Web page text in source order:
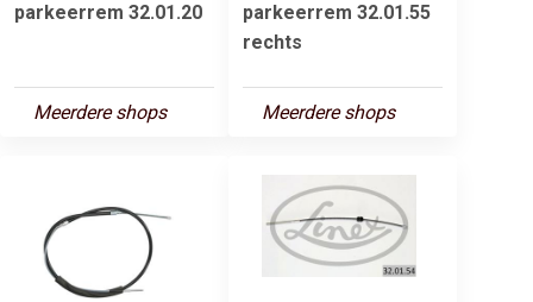
parkeerrem 32.01.20
Meerdere shops
parkeerrem 32.01.55
rechts
Meerdere shops